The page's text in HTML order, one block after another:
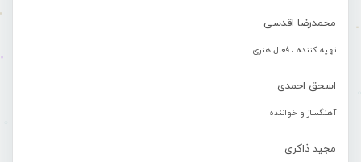
محمدرضا اقدسی
تهیه کننده ، فعال هنری
اسحق احمدی
آهنگساز و خواننده
مجید ذاکری